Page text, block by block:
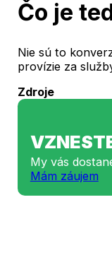
Čo je
Nie sú to
provízie za
Zdroje
My vás
Mám záujem